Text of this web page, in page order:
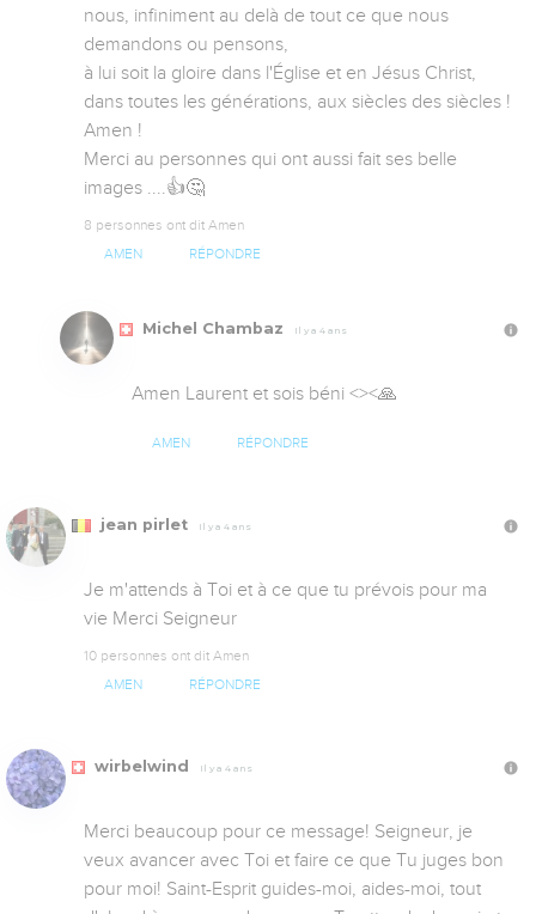
nous, infiniment au delà de tout ce que nous
demandons ou pensons,
à lui soit la gloire dans l'Église et en Jésus Christ,
dans toutes les générations, aux siècles des siècles !
Amen !
Merci au personnes qui ont aussi fait ses belle
images ....👍🤔
8 personnes ont dit Amen
AMEN RÉPONDRE
Michel Chambaz Il y a 4 ans
Amen Laurent et sois béni <><🙏
AMEN RÉPONDRE
jean pirlet Il y a 4 ans
Je m'attends à Toi et à ce que tu prévois pour ma
vie Merci Seigneur
10 personnes ont dit Amen
AMEN RÉPONDRE
wirbelwind Il y a 4 ans
Merci beaucoup pour ce message! Seigneur, je
veux avancer avec Toi et faire ce que Tu juges bon
pour moi! Saint-Esprit guides-moi, aides-moi, tout